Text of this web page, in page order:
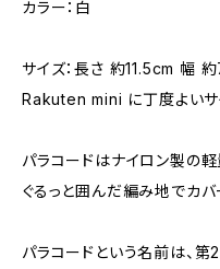
カラー：白
サイズ：長さ 約11.5cm 幅
Rakuten mini に丁度よいサ
パラコードはナイロン製の
ぐるっと囲んだ編み地でカバ
パラコードという名前は、